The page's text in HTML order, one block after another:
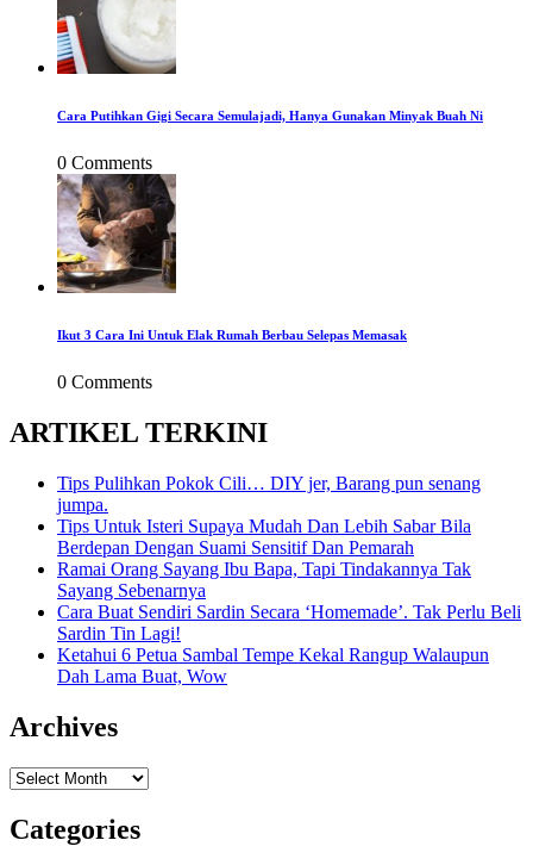
Cara Putihkan Gigi Secara Semulajadi, Hanya Gunakan Minyak Buah Ni
0 Comments
Ikut 3 Cara Ini Untuk Elak Rumah Berbau Selepas Memasak
0 Comments
ARTIKEL TERKINI
Tips Pulihkan Pokok Cili… DIY jer, Barang pun senang
jumpa.
Tips Untuk Isteri Supaya Mudah Dan Lebih Sabar Bila
Berdepan Dengan Suami Sensitif Dan Pemarah
Ramai Orang Sayang Ibu Bapa, Tapi Tindakannya Tak
Sayang Sebenarnya
Cara Buat Sendiri Sardin Secara ‘Homemade’. Tak Perlu Beli
Sardin Tin Lagi!
Ketahui 6 Petua Sambal Tempe Kekal Rangup Walaupun
Dah Lama Buat, Wow
Archives
Archives
Categories